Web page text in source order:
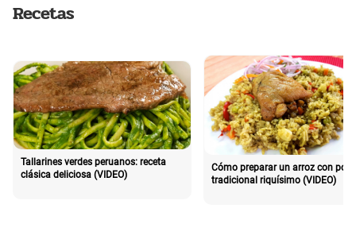
Recetas
Tallarines verdes peruanos: receta
clásica deliciosa (VIDEO)
Cómo preparar un arroz con pollo
tradicional riquísimo (VIDEO)